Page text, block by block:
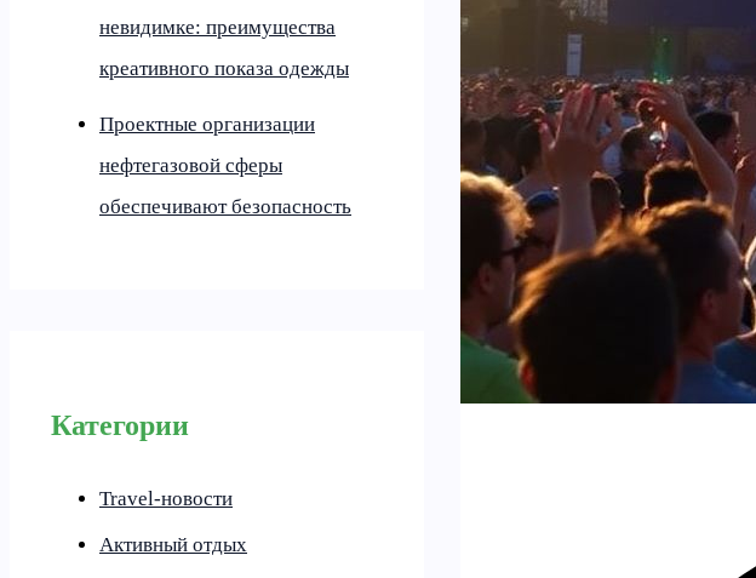
невидимке: преимущества
креативного показа одежды
Проектные организации
нефтегазовой сферы
обеспечивают безопасность
Категории
Travel-новости
Активный отдых